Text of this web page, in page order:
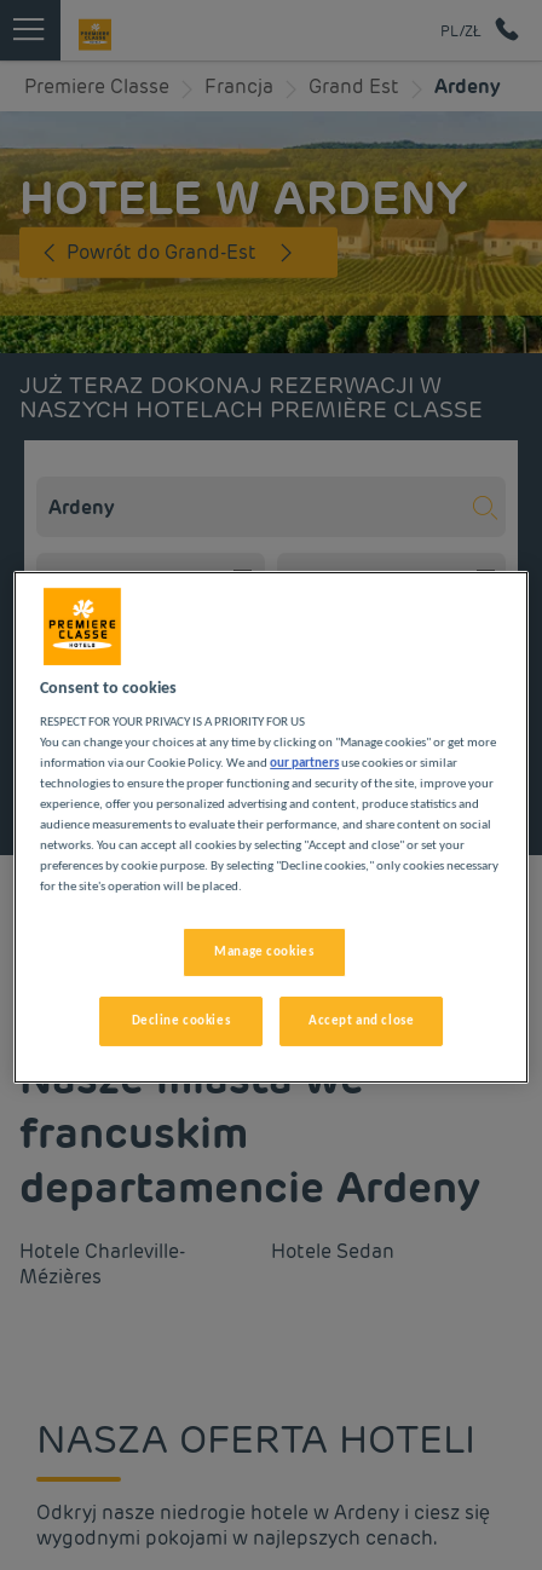
PL/ZŁ
Premiere Classe Francja Grand Est Ardeny
HOTELE W ARDENY
Powrót do Grand-Est
JUŻ TERAZ DOKONAJ REZERWACJI W
NASZYCH HOTELACH PREMIÈRE CLASSE
Navigate forward to interact with the calendar and select
Znajdź hotel
Dodaj specjalny kod
Skorzystaj z naszych tanich hoteli i odkryj departament
Ardeny. Rodzinne wakacje i podróże służbowe dają możliwość
oderwania się od codzienności i niewiele kosztują.
Nasze miasta we
francuskim
departamencie Ardeny
Hotele Charleville-
Mézières
Hotele Sedan
NASZA OFERTA HOTELI
Odkryj nasze niedrogie hotele w Ardeny i ciesz się
wygodnymi pokojami w najlepszych cenach.
Consent to cookies
RESPECT FOR YOUR PRIVACY IS A PRIORITY FOR US
You can change your choices at any time by clicking on "Manage cookies" or get more
information via our Cookie Policy. We andour partnersuse cookies or similar
technologies to ensure the proper functioning and security of the site, improve your
experience, offer you personalized advertising and content, produce statistics and
audience measurements to evaluate their performance, and share content on social
networks. You can accept all cookies by selecting "Accept and close" or set your
preferences by cookie purpose. By selecting "Decline cookies," only cookies necessary
for the site's operation will be placed.
Manage cookies
Decline cookies Accept and close